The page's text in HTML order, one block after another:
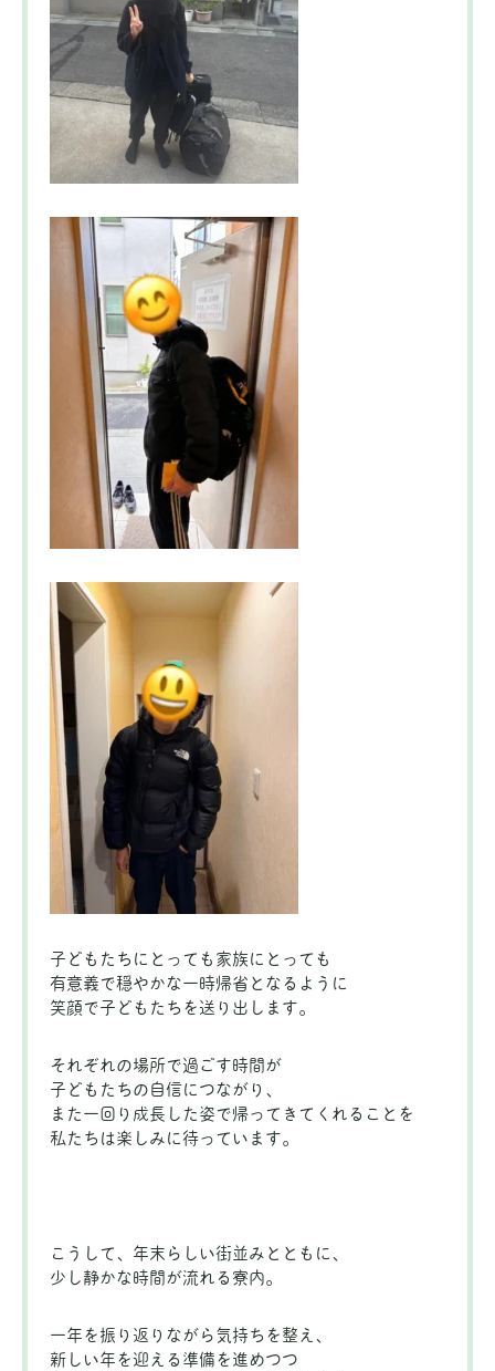
子どもたちにとっても家族にとっても
有意義で穏やかな一時帰省となるように
笑顔で子どもたちを送り出します。
それぞれの場所で過ごす時間が
子どもたちの自信につながり、
また一回り成長した姿で帰ってきてくれることを
私たちは楽しみに待っています。
こうして、年末らしい街並みとともに、
少し静かな時間が流れる寮内。
一年を振り返りながら気持ちを整え、
新しい年を迎える準備を進めつつ